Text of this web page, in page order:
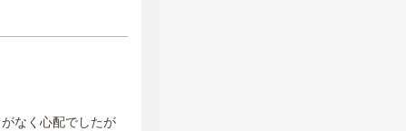
なく心配でしたが